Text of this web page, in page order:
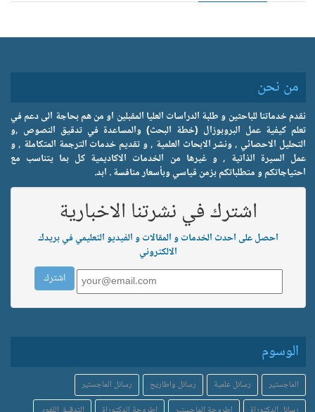
من نحن
نقدم خدماتنا للباحثين و طلبة الدراسات العليا المقبلين او من هم بحاجة الى دعم في
تعلم كيفية عمل البروبوزال (خطة البحث) والمساعدة في تدقيق النصوص ,و
التحليل الاحصائي , ونشر الابحاث العلمية , و تقديم خدمات الترجمة المتكاملة , و
عمل السيرة الذاتية , و غيرها من الخدمات الاكاديمية كل بما يتناسب مع
احتياجاتكم و متطلباتكم بزمن قياسي وبأسعار منافسة . ابد.
اشترك في نشرتنا الاخبارية
احصل على احدث الخدمات و المقالات و الفيديو التعليمي في بريدك
الالكتروني
الوسوم
الماجستير رسائل علمية رسائل واطاريح
رسائل الماجستير